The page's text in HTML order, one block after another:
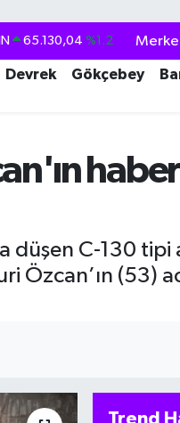
65.130,04 %1.2
47,7106 %0.17
6648.99 %2.59
Devrek Gökçebey
düşen C-130 tipi
Özcan’ın (53)
Trend